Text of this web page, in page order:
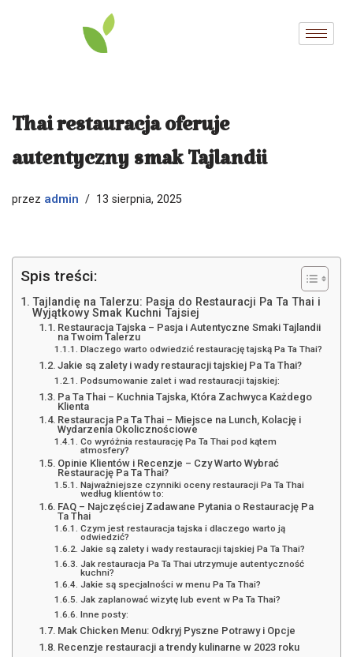
Thai restauracja oferuje
autentyczny smak Tajlandii
przez admin 13 sierpnia, 2025
Spis treści:
Tajlandię na Talerzu: Pasja do Restauracji Pa Ta Thai i
Wyjątkowy Smak Kuchni Tajsiej
Restauracja Tajska – Pasja i Autentyczne Smaki Tajlandii
na Twoim Talerzu
Dlaczego warto odwiedzić restaurację tajską Pa Ta Thai?
Jakie są zalety i wady restauracji tajskiej Pa Ta Thai?
Podsumowanie zalet i wad restauracji tajskiej:
Pa Ta Thai – Kuchnia Tajska, Która Zachwyca Każdego
Klienta
Restauracja Pa Ta Thai – Miejsce na Lunch, Kolację i
Wydarzenia Okolicznościowe
Co wyróżnia restaurację Pa Ta Thai pod kątem
atmosfery?
Opinie Klientów i Recenzje – Czy Warto Wybrać
Restaurację Pa Ta Thai?
Najważniejsze czynniki oceny restauracji Pa Ta Thai
według klientów to:
FAQ – Najczęściej Zadawane Pytania o Restaurację Pa
Ta Thai
Czym jest restauracja tajska i dlaczego warto ją
odwiedzić?
Jakie są zalety i wady restauracji tajskiej Pa Ta Thai?
Jak restauracja Pa Ta Thai utrzymuje autentyczność
kuchni?
Jakie są specjalności w menu Pa Ta Thai?
Jak zaplanować wizytę lub event w Pa Ta Thai?
Inne posty:
Mak Chicken Menu: Odkryj Pyszne Potrawy i Opcje
Recenzje restauracji a trendy kulinarne w 2023 roku